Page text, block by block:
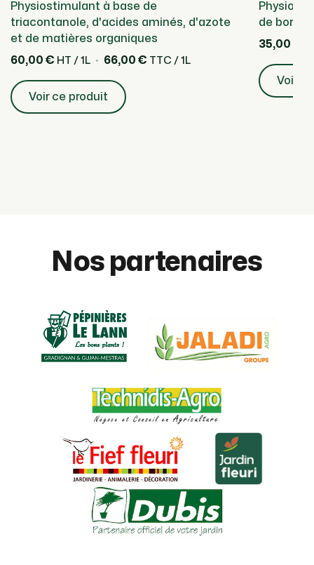
Physiostimulant à base de
triacontanole, d'acides aminés, d'azote
et de matières organiques
60,00 € HT / 1L 66,00 € TTC / 1L
Voir ce produit
Physio
de bore,
35,00 €
Voir
Nos partenaires